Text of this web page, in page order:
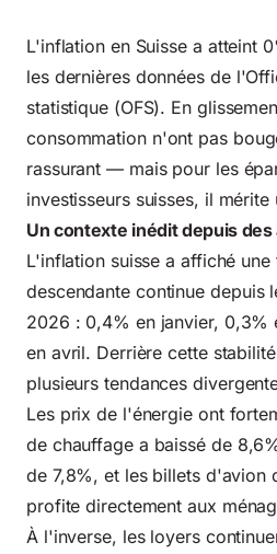
L'inflation en Suisse a atteint
les dernières données de
statistique (OFS). En
consommation n'ont pas
rassurant — mais pour les
investisseurs suisses, il
Un contexte inédit depuis des
L'inflation suisse a affiché
descendante continue depuis
2026 : 0,4% en janvier, 0,3%
en avril. Derrière cette
plusieurs tendances
Les prix de l'énergie ont
de chauffage a baissé de
de 7,8%, et les billets d'avion
profite directement aux
À l'inverse, les loyers